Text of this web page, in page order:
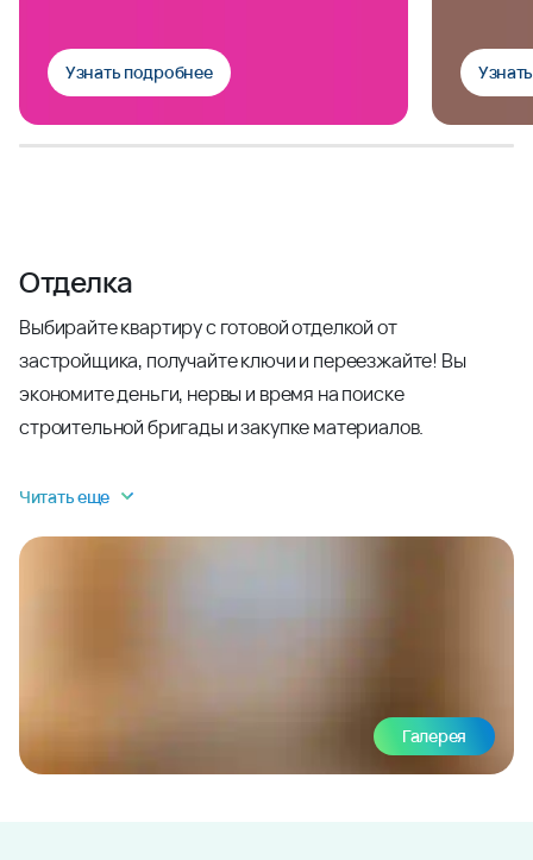
Узнать подробнее
Отделка
Выбирайте квартиру с готовой отделкой от
застройщика, получайте ключи и переезжайте! Вы
экономите деньги, нервы и время на поиске
строительной бригады и закупке материалов.
Читать еще
Галерея